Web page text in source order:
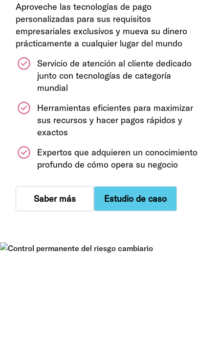
Aproveche las tecnologías de pago
personalizadas para sus requisitos
empresariales exclusivos y mueva su dinero
prácticamente a cualquier lugar del mundo
Servicio de atención al cliente dedicado
junto con tecnologías de categoría
mundial
Herramientas eficientes para maximizar
sus recursos y hacer pagos rápidos y
exactos
Expertos que adquieren un conocimiento
profundo de cómo opera su negocio
Saber más Estudio de caso